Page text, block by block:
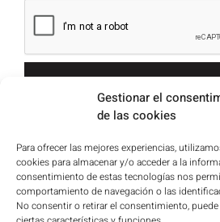
Gestionar el
de las cookies
Para ofrecer las mejores experiencias,
cookies para almacenar y/o acceder a la
consentimiento de estas tecnologías nos
comportamiento de navegación o las
No consentir o retirar el consentimiento,